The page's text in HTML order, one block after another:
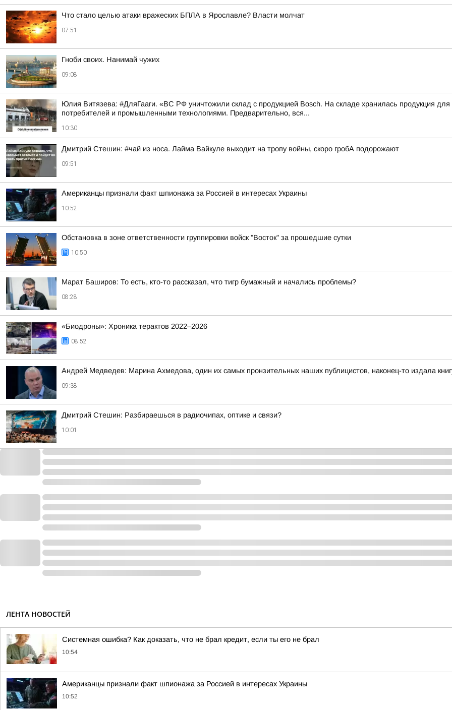
Что стало целью атаки вражеских БПЛА в Ярославле? Власти молчат
07:51
Гноби своих. Нанимай чужих
09:08
Юлия Витязева: #ДляГааги. «ВС РФ уничтожили склад с продукцией Bosch. На складе хранилась продукция
потребителей и промышленными технологиями. Предварительно, вся...
10:30
Дмитрий Стешин: #чай из носа. Лайма Вайкуле выходит на тропу войны, скоро гробА подорожают
09:51
Американцы признали факт шпионажа за Россией в интересах Украины
10:52
Обстановка в зоне ответственности группировки войск "Восток" за прошедшие сутки
10:50
Марат Баширов: То есть, кто-то рассказал, что тигр бумажный и начались проблемы?
08:28
«Биодроны»: Хроника терактов 2022–2026
08:52
Андрей Медведев: Марина Ахмедова, один их самых пронзительных наших публицистов, наконец-то издала
09:38
Дмитрий Стешин: Разбираешься в радиочипах, оптике и связи?
10:01
ЛЕНТА НОВОСТЕЙ
Системная ошибка? Как доказать, что не брал кредит, если ты его не брал
10:54
Американцы признали факт шпионажа за Россией в интересах Украины
10:52